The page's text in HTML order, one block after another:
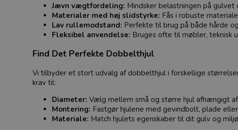
Jævn vægtfordeling: Mindsker belastningen på
Materialer med høj slidstyrke: Fås i robuste
Lav rullemodstand: Perfekte til brug på både hårde
Fleksibel anvendelse: Bruges ofte til møbler, teknisk
Find Det Perfekte Dobbelthjul
Vi tilbyder et stort udvalg af dobbelthjul i forskellige
krav til:
Diameter: Vælg mellem små og større hjul afhængigt
Montering: Fastgør hjulene med gevindbolt, plade
Materiale: Match hjulets egenskaber til dit gulv og